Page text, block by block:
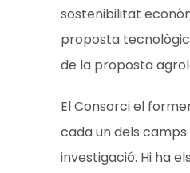
sostenibilitat
proposta
de la proposta
El Consorci el
cada un dels
investigació. Hi ha